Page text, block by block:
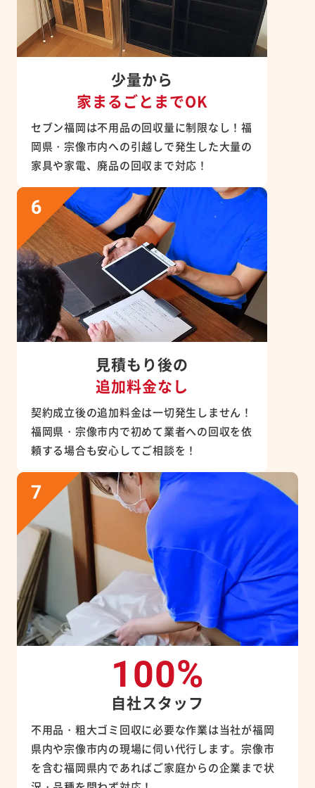
少量から
家まるごとまでOK
セブン福岡は不用品の回収量に制限なし！福
岡県・宗像市内への引越しで発生した大量の
家具や家電、廃品の回収まで対応！
見積もり後の
追加料金なし
契約成立後の追加料金は一切発生しません！
福岡県・宗像市内で初めて業者への回収を依
頼する場合も安心してご相談を！
100%
自社スタッフ
不用品・粗大ゴミ回収に必要な作業は当社が福岡
県内や宗像市内の現場に伺い代行します。宗像市
を含む福岡県内であればご家庭からの企業まで状